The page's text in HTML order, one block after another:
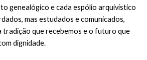
genealógico e cada espólio arquivístico
mas estudados e comunicados,
tradição que recebemos e o futuro que
dignidade.